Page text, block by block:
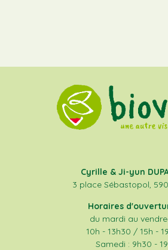
Cyrille & Ji-yun
3 place Sébastopol,
Horaires
du mardi au
10h - 13h30 / 15h -
Samedi : 9h30 -